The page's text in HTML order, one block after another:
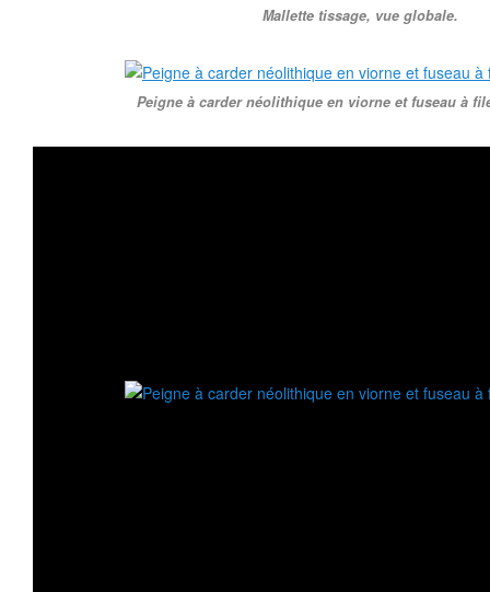
Mallette tissage, vue globale.
Peigne à carder néolithique en viorne et fuseau à